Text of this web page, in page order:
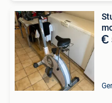
€